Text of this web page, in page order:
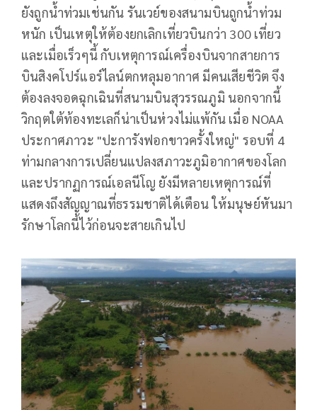
ยังถูกน้ำท่วมเช่นกัน รันเวย์ของสนามบินถูกน้ำท่วม
หนัก เป็นเหตุให้ต้องยกเลิกเที่ยวบินกว่า 300 เที่ยว
และเมื่อเร็วๆนี้ กับเหตุการณ์เครื่องบินจากสายการ
บินสิงคโปร์แอร์ไลน์ตกหลุมอากาศ มีคนเสียชีวิต จึง
ต้องลงจอดฉุกเฉินที่สนามบินสุวรรณภูมิ นอกจากนี้
วิกฤตใต้ท้องทะเลก็น่าเป็นห่วงไม่แพ้กัน เมื่อ NOAA
ประกาศภาวะ "ปะการังฟอกขาวครั้งใหญ่" รอบที่ 4
ท่ามกลางการเปลี่ยนแปลงสภาวะภูมิอากาศของโลก
และปรากฏการณ์เอลนีโญ ยังมีหลายเหตุการณ์ที่
แสดงถึงสัญญาณที่ธรรมชาติได้เตือน ให้มนุษย์หันมา
รักษาโลกนี้ไว้ก่อนจะสายเกินไป